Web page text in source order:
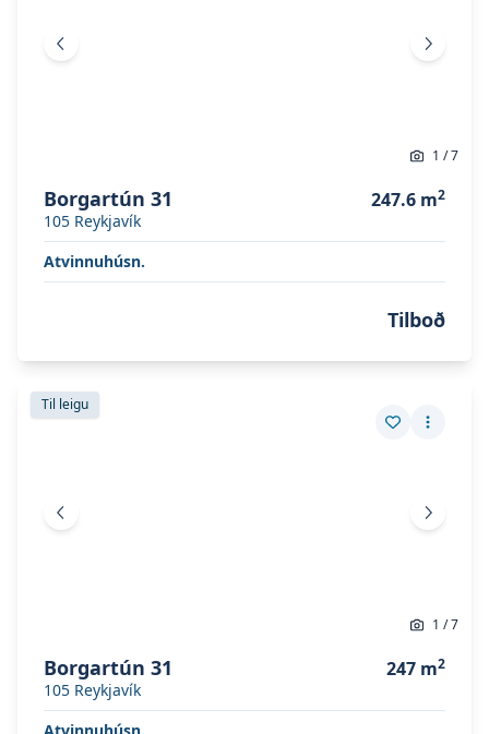
Fyrri mynd Næsta
1 /7
Borgartún 31
105 Reykjavík
247.6 m2
Atvinnuhúsn.
Tilboð
Skoða eignina
Til leigu
Vista eign
Fleiri
Skoða eignina
Fyrri mynd Næsta
1 /7
Borgartún 31
105 Reykjavík
247 m2